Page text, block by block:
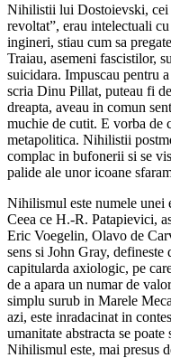
Nihilistii lui Dostoievski, cei
revoltat”, erau intelectuali
ingineri, stiau cum sa
Traiau, asemeni fascistilor,
suicidara. Impuscau pentru
scria Dinu Pillat, puteau fi
dreapta, aveau in comun
muchie de cutit. E vorba de
metapolitica. Nihilistii
complac in bufonerii si se
palide ale unor icoane
Nihilismul este numele unei
Ceea ce H.-R. Patapievici,
Eric Voegelin, Olavo de
sens si John Gray,
capitularda axiologic, pe
de a apara un numar de
simplu surub in Marele
azi, este inradacinat in
umanitate abstracta se
Nihilismul este, mai presus